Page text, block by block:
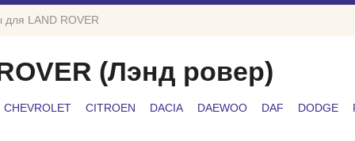
Проверка ремонта
для LAND ROVER
(Лэнд ровер)
CHEVROLET CITROEN DACIA DAEWOO DAF DODGE